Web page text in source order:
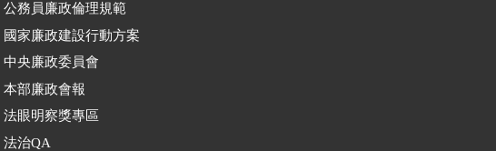
公務員廉政倫理規範
國家廉政建設行動方案
中央廉政委員會
本部廉政會報
法眼明察獎專區
法治QA